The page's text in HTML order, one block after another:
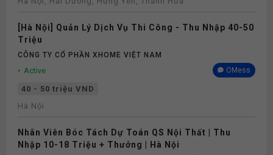
[Hà Nội] Quản Lý Dịch Vụ Thi Công - Thu Nhập 40-50
Triệu
CÔNG TY CỔ PHẦN XHOME VIỆT NAM
Active OMess
40 - 50 triệu VND
Hà Nội
Nhân Viên Bóc Tách Dự Toán QS Nội Thất | Thu
Nhập 10-18 Triệu + Thưởng | Hà Nội